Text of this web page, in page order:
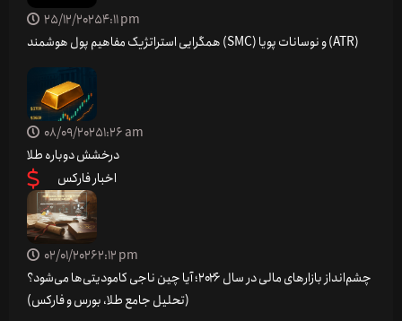
25/12/20254:11 pm
همگرایی استراتژیک مفاهیم پول هوشمند (SMC) و نوسانات پویا (ATR)
08/09/20251:26 am
درخشش دوباره طلا
اخبار فارکس
02/01/20262:12 pm
چشم‌انداز بازارهای مالی در سال ۲۰۲۶؛ آیا چین ناجی کامودیتی‌ها می‌شود؟
(تحلیل جامع طلا، بورس و فارکس)